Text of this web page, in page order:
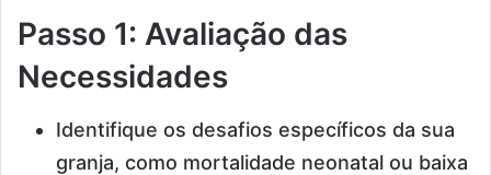
Passo 1: Avaliação das
Necessidades
Identifique os desafios específicos da sua
granja, como mortalidade neonatal ou baixa